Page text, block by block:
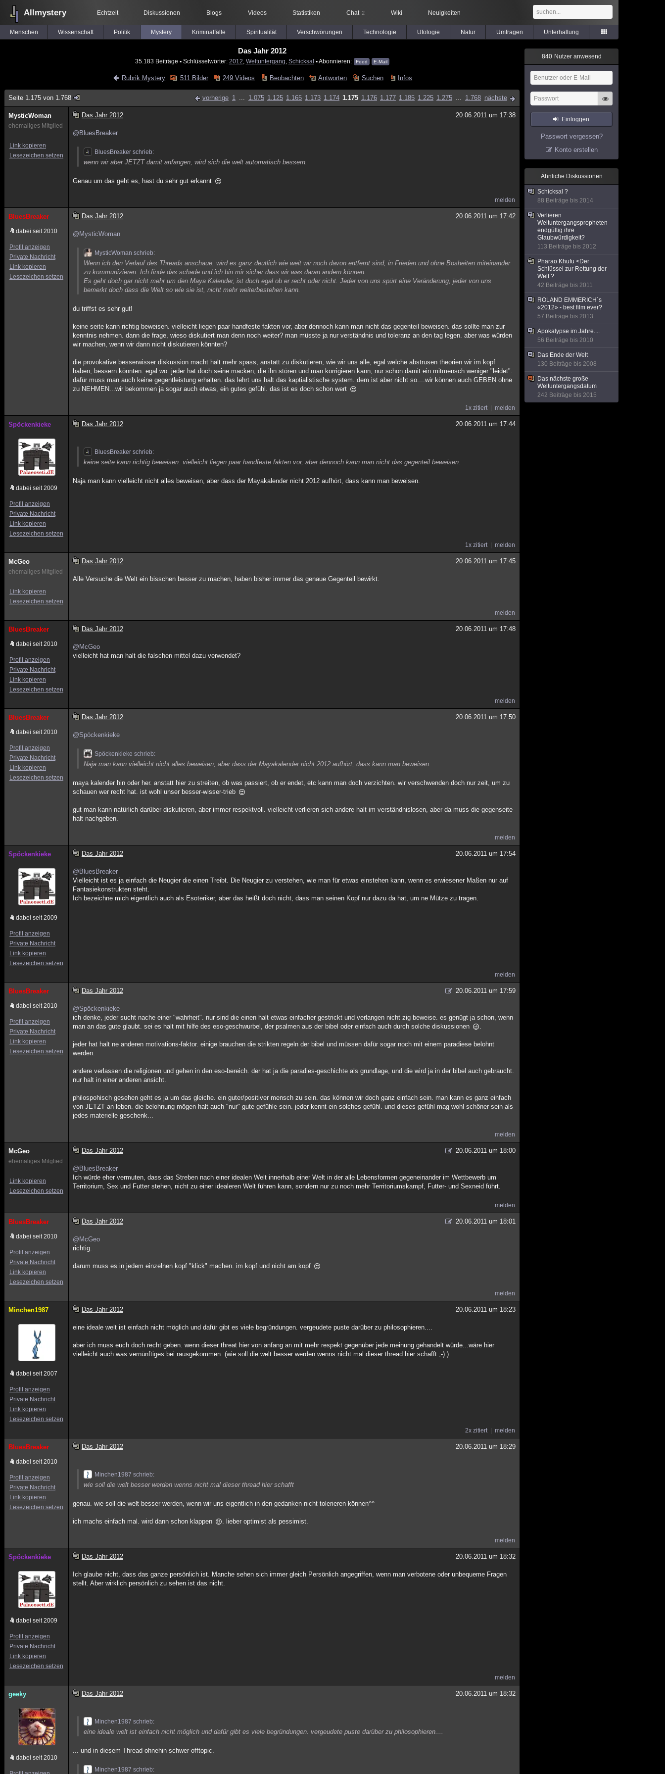
Allmystery Echtzeit Diskussionen Blogs Videos Statistiken Chat 2 Wiki Neuigkeiten
Menschen Wissenschaft Politik Mystery Kriminalfälle Spiritualität Verschwörungen Technologie Ufologie Natur Umfragen Unterhaltung
Das Jahr 2012
35.183 Beiträge ▪ Schlüsselwörter: 2012 Weltuntergang Schicksal ▪ Abonnieren: Feed E-Mail
Rubrik Mystery 511 Bilder 249 Videos Beobachten Antworten Suchen Infos
Seite 1.175 von 1.768 vorherige 1 ... 1.075 1.125 1.165 1.173 1.174 1.175 1.176 1.177 1.185 1.225 1.275 ... 1.768 nächste
MysticWoman
ehemaliges Mitglied
Link kopieren
Lesezeichen setzen
Das Jahr 2012 20.06.2011 um 17:38
@BluesBreaker
BluesBreaker schrieb:
wenn wir aber JETZT damit anfangen, wird sich die welt automatisch bessern.
Genau um das geht es, hast du sehr gut erkannt
melden
BluesBreaker
dabei seit 2010
Profil anzeigen
Private Nachricht
Link kopieren
Lesezeichen setzen
Das Jahr 2012 20.06.2011 um 17:42
@MysticWoman
MysticWoman schrieb:
Wenn ich den Verlauf des Threads anschaue, wird es ganz deutlich wie weit wir noch davon entfernt sind, in Frieden und ohne Bosheiten miteinander
zu kommunizieren. Ich finde das schade und ich bin mir sicher dass wir was daran ändern können.
Es geht doch gar nicht mehr um den Maya Kalender, ist doch egal ob er recht oder nicht. Jeder von uns spürt eine Veränderung, jeder von uns
bemerkt doch dass die Welt so wie sie ist, nicht mehr weiterbestehen kann.
du triffst es sehr gut!
keine seite kann richtig beweisen. vielleicht liegen paar handfeste fakten vor, aber dennoch kann man nicht das gegenteil beweisen. das sollte man zur
kenntnis nehmen. dann die frage, wieso diskutiert man denn noch weiter? man müsste ja nur verständnis und toleranz an den tag legen. aber was würden
wir machen, wenn wir dann nicht diskutieren könnten?
die provokative besserwisser diskussion macht halt mehr spass, anstatt zu diskutieren, wie wir uns alle, egal welche abstrusen theorien wir im kopf
haben, bessern könnten. egal wo. jeder hat doch seine macken, die ihn stören und man korrigieren kann, nur schon damit ein mitmensch weniger "leidet".
dafür muss man auch keine gegentleistung erhalten. das lehrt uns halt das kaptialistische system. dem ist aber nicht so....wir können auch GEBEN ohne
zu NEHMEN...wir bekommen ja sogar auch etwas, ein gutes gefühl. das ist es doch schon wert
1x zitiert melden
Spöckenkieke
dabei seit 2009
Profil anzeigen
Private Nachricht
Link kopieren
Lesezeichen setzen
Das Jahr 2012 20.06.2011 um 17:44
BluesBreaker schrieb:
keine seite kann richtig beweisen. vielleicht liegen paar handfeste fakten vor, aber dennoch kann man nicht das gegenteil beweisen.
Naja man kann vielleicht nicht alles beweisen, aber dass der Mayakalender nicht 2012 aufhört, dass kann man beweisen.
1x zitiert melden
McGeo
ehemaliges Mitglied
Link kopieren
Lesezeichen setzen
Das Jahr 2012 20.06.2011 um 17:45
Alle Versuche die Welt ein bisschen besser zu machen, haben bisher immer das genaue Gegenteil bewirkt.
melden
BluesBreaker
dabei seit 2010
Profil anzeigen
Private Nachricht
Link kopieren
Lesezeichen setzen
Das Jahr 2012 20.06.2011 um 17:48
@McGeo
vielleicht hat man halt die falschen mittel dazu verwendet?
melden
BluesBreaker
dabei seit 2010
Profil anzeigen
Private Nachricht
Link kopieren
Lesezeichen setzen
Das Jahr 2012 20.06.2011 um 17:50
@Spöckenkieke
Spöckenkieke schrieb:
Naja man kann vielleicht nicht alles beweisen, aber dass der Mayakalender nicht 2012 aufhört, dass kann man beweisen.
maya kalender hin oder her. anstatt hier zu streiten, ob was passiert, ob er endet, etc kann man doch verzichten. wir verschwenden doch nur zeit, um zu
schauen wer recht hat. ist wohl unser besser-wisser-trieb
gut man kann natürlich darüber diskutieren, aber immer respektvoll. vielleicht verlieren sich andere halt im verständnislosen, aber da muss die gegenseite
halt nachgeben.
melden
Spöckenkieke
dabei seit 2009
Profil anzeigen
Private Nachricht
Link kopieren
Lesezeichen setzen
Das Jahr 2012 20.06.2011 um 17:54
@BluesBreaker
Vielleicht ist es ja einfach die Neugier die einen Treibt. Die Neugier zu verstehen, wie man für etwas einstehen kann, wenn es erwiesener Maßen nur auf
Fantasiekonstrukten steht.
Ich bezeichne mich eigentlich auch als Esoteriker, aber das heißt doch nicht, dass man seinen Kopf nur dazu da hat, um ne Mütze zu tragen.
melden
BluesBreaker
dabei seit 2010
Profil anzeigen
Private Nachricht
Link kopieren
Lesezeichen setzen
Das Jahr 2012 20.06.2011 um 17:59
@Spöckenkieke
ich denke, jeder sucht nache einer "wahrheit". nur sind die einen halt etwas einfacher gestrickt und verlangen nicht zig beweise. es genügt ja schon, wenn
man an das gute glaubt. sei es halt mit hilfe des eso-geschwurbel, der psalmen aus der bibel oder einfach auch durch solche diskussionen
.
jeder hat halt ne anderen motivations-faktor. einige brauchen die strikten regeln der bibel und müssen dafür sogar noch mit einem paradiese belohnt
werden.
andere verlassen die religionen und gehen in den eso-bereich. der hat ja die paradies-geschichte als grundlage, und die wird ja in der bibel auch gebraucht.
nur halt in einer anderen ansicht.
philospohisch gesehen geht es ja um das gleiche. ein guter/positiver mensch zu sein. das können wir doch ganz einfach sein. man kann es ganz einfach
von JETZT an leben. die belohnung mögen halt auch "nur" gute gefühle sein. jeder kennt ein solches gefühl. und dieses gefühl mag wohl schöner sein als
jedes materielle geschenk...
melden
McGeo
ehemaliges Mitglied
Link kopieren
Lesezeichen setzen
Das Jahr 2012 20.06.2011 um 18:00
@BluesBreaker
Ich würde eher vermuten, dass das Streben nach einer idealen Welt innerhalb einer Welt in der alle Lebensformen gegeneinander im Wettbewerb um
Territorium, Sex und Futter stehen, nicht zu einer idealeren Welt führen kann, sondern nur zu noch mehr Territoriumskampf, Futter- und Sexneid führt.
melden
BluesBreaker
dabei seit 2010
Profil anzeigen
Private Nachricht
Link kopieren
Lesezeichen setzen
Das Jahr 2012 20.06.2011 um 18:01
@McGeo
richtig.
darum muss es in jedem einzelnen kopf "klick" machen. im kopf und nicht am kopf
melden
Minchen1987
dabei seit 2007
Profil anzeigen
Private Nachricht
Link kopieren
Lesezeichen setzen
Das Jahr 2012 20.06.2011 um 18:23
eine ideale welt ist einfach nicht möglich und dafür gibt es viele begründungen. vergeudete puste darüber zu philosophieren....
aber ich muss euch doch recht geben. wenn dieser threat hier von anfang an mit mehr respekt gegenüber jede meinung gehandelt würde...wäre hier
vielleicht auch was vernünftiges bei rausgekommen. (wie soll die welt besser werden wenns nicht mal dieser thread hier schafft ;-) )
2x zitiert melden
BluesBreaker
dabei seit 2010
Profil anzeigen
Private Nachricht
Link kopieren
Lesezeichen setzen
Das Jahr 2012 20.06.2011 um 18:29
Minchen1987 schrieb:
wie soll die welt besser werden wenns nicht mal dieser thread hier schafft
genau. wie soll die welt besser werden, wenn wir uns eigentlich in den gedanken nicht tolerieren können^^
ich machs einfach mal. wird dann schon klappen . lieber optimist als pessimist.
melden
Spöckenkieke
dabei seit 2009
Profil anzeigen
Private Nachricht
Link kopieren
Lesezeichen setzen
Das Jahr 2012 20.06.2011 um 18:32
Ich glaube nicht, dass das ganze persönlich ist. Manche sehen sich immer gleich Persönlich angegriffen, wenn man verbotene oder unbequeme Fragen
stellt. Aber wirklich persönlich zu sehen ist das nicht.
melden
geeky
dabei seit 2010
Das Jahr 2012 20.06.2011 um 18:32
Minchen1987 schrieb:
eine ideale welt ist einfach nicht möglich und dafür gibt es viele begründungen. vergeudete puste darüber zu philosophieren....
... und in diesem Thread ohnehin schwer offtopic.
Minchen1987 schrieb:
840 Nutzer anwesend
Einloggen
Passwort vergessen?
Konto erstellen
Ähnliche Diskussionen
Schicksal ?
88 Beiträge bis 2014
Verlieren
Weltuntergangspropheten
endgültig ihre
Glaubwürdigkeit?
113 Beiträge bis 2012
Pharao Khufu <Der
Schlüssel zur Rettung der
Welt ?
42 Beiträge bis 2011
ROLAND EMMERICH´s
«2012» - best film ever?
57 Beiträge bis 2013
Apokalypse im Jahre....
56 Beiträge bis 2010
Das Ende der Welt
130 Beiträge bis 2008
Das nächste große
Weltuntergangsdatum
242 Beiträge bis 2015